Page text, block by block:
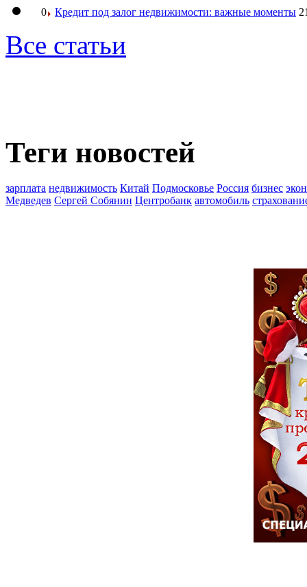
0 Кредит под залог недвижимости: важные моменты
Все статьи
Теги новостей
зарплата недвижимость Китай Подмосковье Россия бизнес
Медведев Сергей Собянин Центробанк автомобиль